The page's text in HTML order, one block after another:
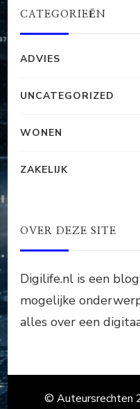
CATEGORIEËN
ADVIES
UNCATEGORIZED
WONEN
ZAKELIJK
OVER DEZE SITE
Digilife.nl is een
mogelijke
alles over een
© Auteursrechten